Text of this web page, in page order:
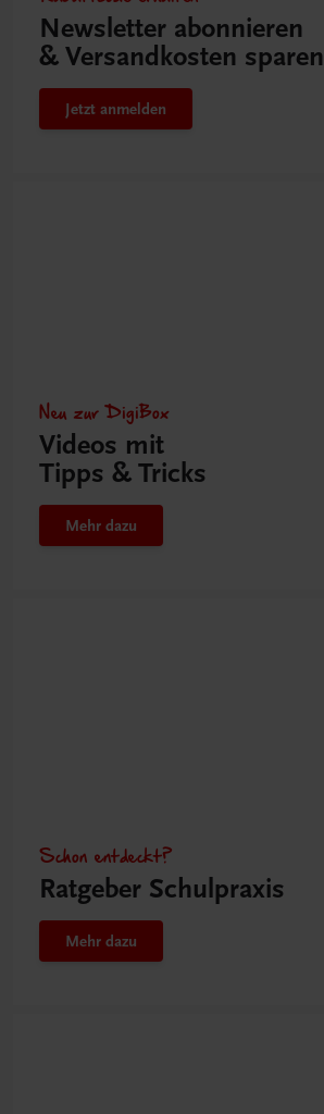
Newsletter abonnieren
& Versandkosten sparen
Jetzt anmelden
Neu zur DigiBox
Videos mit
Tipps & Tricks
Mehr dazu
Schon entdeckt?
Ratgeber Schulpraxis
Mehr dazu